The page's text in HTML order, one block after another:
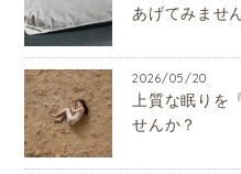
あげてみませ
2026/05/20
上質な眠りを
せんか？